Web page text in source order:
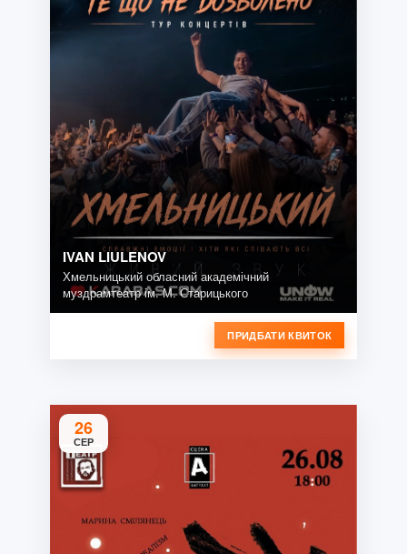
IVAN LIULENOV
Хмельницький обласний академічний
муздрамтеатр ім. М. Старицького
ПРИДБАТИ КВИТОК
26
СЕР